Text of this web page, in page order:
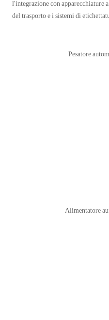
l'integrazione con apparecchiature
del trasporto e i sistemi di
Pesatore
Alimentatore